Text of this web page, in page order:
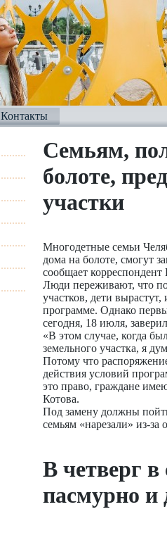
Контакты
Семьям,
болоте,
участки
Многодетные семьи
дома на болоте, смогут
сообщает
Люди переживают, что
участков, дети
программе. Однако
сегодня, 18 июля,
«В этом случае, когда
земельного участка, я
Потому что
действия условий
это право, граждане
Котова.
Под замену должны
семьям «нарезали» из-
В четверг в
пасмурно и